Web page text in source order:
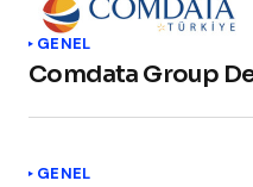
GENEL
Comdata Group
GENEL